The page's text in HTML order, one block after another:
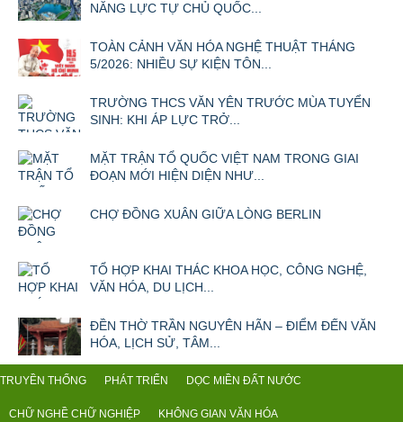
NĂNG LỰC TỰ CHỦ QUỐC...
TOÀN CẢNH VĂN HÓA NGHỆ THUẬT THÁNG
5/2026: NHIỀU SỰ KIỆN TÔN...
TRƯỜNG THCS VĂN YÊN TRƯỚC MÙA TUYỂN
SINH: KHI ÁP LỰC TRỞ...
MẶT TRẬN TỔ QUỐC VIỆT NAM TRONG GIAI
ĐOẠN MỚI HIỆN DIỆN NHƯ...
CHỢ ĐỒNG XUÂN GIỮA LÒNG BERLIN
TỔ HỢP KHAI THÁC KHOA HỌC, CÔNG NGHỆ,
VĂN HÓA, DU LỊCH...
ĐỀN THỜ TRẦN NGUYÊN HÃN – ĐIỂM ĐẾN VĂN
HÓA, LỊCH SỬ, TÂM...
TRUYỀN THỐNG PHÁT TRIỂN DỌC MIỀN ĐẤT NƯỚC
CHỮ NGHỀ CHỮ NGHIỆP KHÔNG GIAN VĂN HÓA